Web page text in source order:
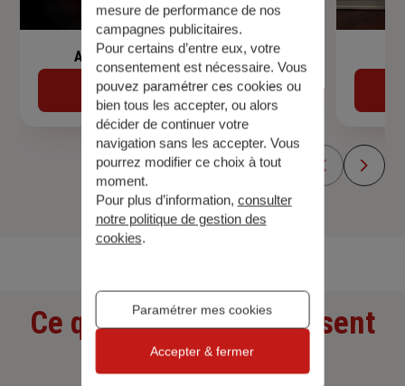
Assurance de prêt immobilier
Découvrir
Découvrir toutes nos offres
Ce que nos clients pensent
de nous
mesure de performance de nos
campagnes publicitaires.
Pour certains d’entre eux, votre
consentement est nécessaire. Vous
pouvez paramétrer ces cookies ou
bien tous les accepter, ou alors
décider de continuer votre
navigation sans les accepter. Vous
pourrez modifier ce choix à tout
moment.
Pour plus d’information, consulter
notre politique de gestion des
cookies.
Paramétrer mes cookies
Accepter & fermer